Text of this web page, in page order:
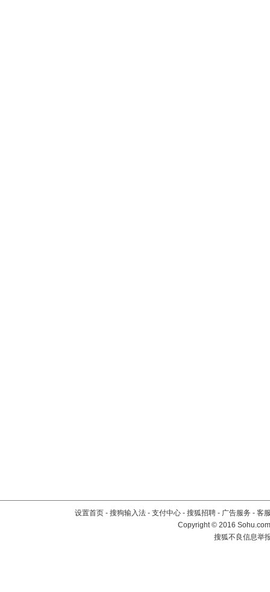
设置首页 - 搜狗输入法 - 支付中心 - 搜狐招聘 - 广告服务 - 客
Copyright©2016
搜狐不良信息举